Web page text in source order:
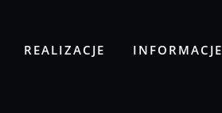
REALIZACJE INFORMACJE